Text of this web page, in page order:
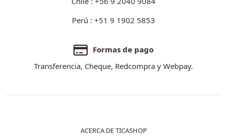
Perú : +51 9 1902 5853
Formas de pago
Transferencia, Cheque, Redcompra y Webpay.
ACERCA DE TICASHOP